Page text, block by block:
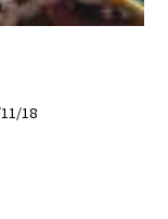
18